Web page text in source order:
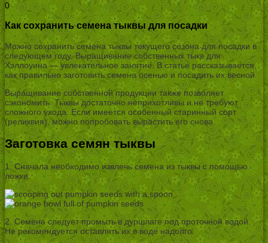
0
Как сохранить семена тыквы для посадки
Можно сохранить семена тыквы текущего сезона для посадки в
следующем году. Выращивание собственных тыкв для
Хэллоуина — увлекательное занятие. В статье рассказывается,
как правильно заготовить семена осенью и посадить их весной.
Выращивание собственной продукции также позволяет
сэкономить. Тыквы достаточно неприхотливы и не требуют
сложного ухода. Если имеется особенный старинный сорт
(реликвия), можно попробовать вырастить его снова.
Заготовка семян тыквы
1. Сначала необходимо извлечь семена из тыквы с помощью
ложки.
2. Семена следует промыть в дуршлаге под проточной водой.
Не рекомендуется оставлять их в воде надолго.